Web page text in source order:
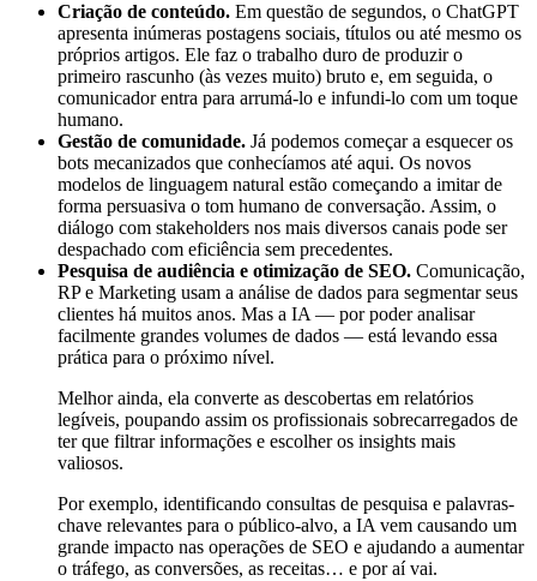
Criação de conteúdo. Em questão de segundos, o ChatGPT
apresenta inúmeras postagens sociais, títulos ou até mesmo os
próprios artigos. Ele faz o trabalho duro de produzir o
primeiro rascunho (às vezes muito) bruto e, em seguida, o
comunicador entra para arrumá-lo e infundi-lo com um toque
humano.
Gestão de comunidade. Já podemos começar a esquecer os
bots mecanizados que conhecíamos até aqui. Os novos
modelos de linguagem natural estão começando a imitar de
forma persuasiva o tom humano de conversação. Assim, o
diálogo com stakeholders nos mais diversos canais pode ser
despachado com eficiência sem precedentes.
Pesquisa de audiência e otimização de SEO. Comunicação,
RP e Marketing usam a análise de dados para segmentar seus
clientes há muitos anos. Mas a IA — por poder analisar
facilmente grandes volumes de dados — está levando essa
prática para o próximo nível.
Melhor ainda, ela converte as descobertas em relatórios
legíveis, poupando assim os profissionais sobrecarregados de
ter que filtrar informações e escolher os insights mais
valiosos.
Por exemplo, identificando consultas de pesquisa e palavras-
chave relevantes para o público-alvo, a IA vem causando um
grande impacto nas operações de SEO e ajudando a aumentar
o tráfego, as conversões, as receitas… e por aí vai.